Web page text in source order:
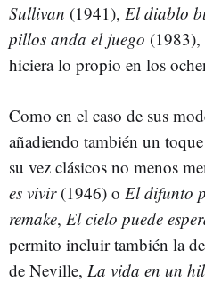
Sullivan (1941), El diablo
pillos anda el juego (1983),
hiciera lo propio en los
Como en el caso de sus
añadiendo también un
su vez clásicos no menos
es vivir(1946) o El difunto
remake, El cielo puede
permito incluir también la
de Neville, La vida en un